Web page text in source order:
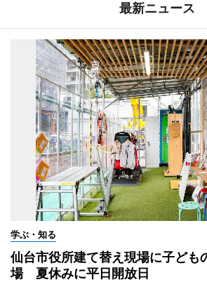
最新ニュース
学ぶ・知る
仙台市役所建て替え現場に子ども
場 夏休みに平日開放日